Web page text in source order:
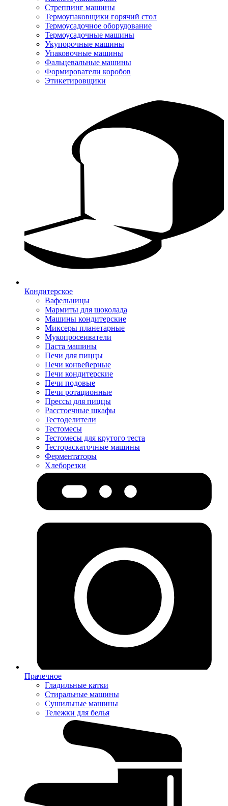
Стреппинг машины
Термоупаковщики горячий стол
Термоусадочное оборудование
Термоусадочные машины
Укупорочные машины
Упаковочные машины
Фальцевальные машины
Формирователи коробов
Этикетировщики
Кондитерское
Вафельницы
Мармиты для шоколада
Машины кондитерские
Миксеры планетарные
Мукопросеиватели
Паста машины
Печи для пиццы
Печи конвейерные
Печи кондитерские
Печи подовые
Печи ротационные
Прессы для пиццы
Расстоечные шкафы
Тестоделители
Тестомесы
Тестомесы для крутого теста
Тестораскаточные машины
Ферментаторы
Хлеборезки
Прачечное
Гладильные катки
Стиральные машины
Сушильные машины
Тележки для белья